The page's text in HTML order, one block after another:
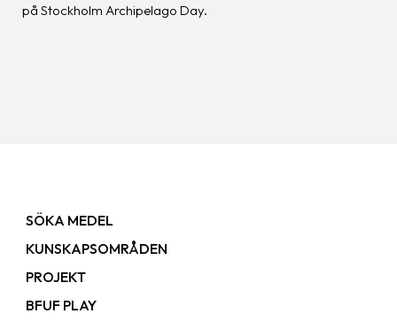
på Stockholm Archipelago Day.
SÖKA MEDEL
KUNSKAPSOMRÅDEN
PROJEKT
BFUF PLAY